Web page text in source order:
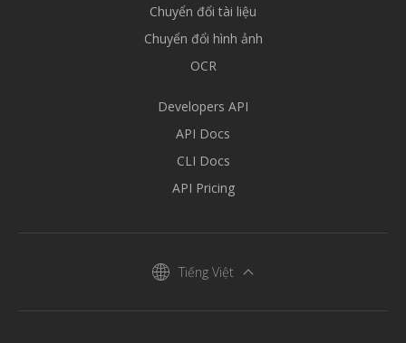
Chuyển đổi tài liệu
Chuyển đổi hình ảnh
OCR
Developers API
API Docs
CLI Docs
API Pricing
Tiếng Việt